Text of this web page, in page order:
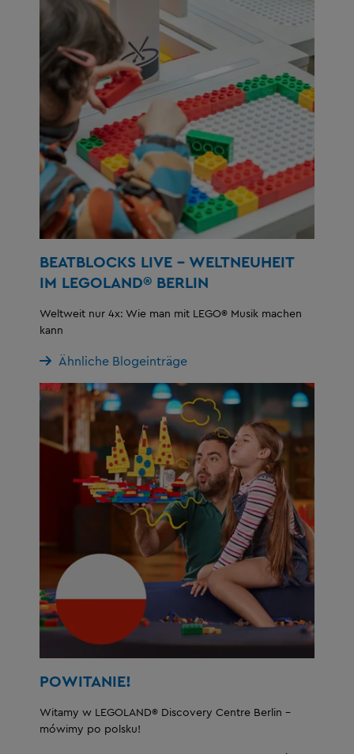
BEATBLOCKS LIVE - WELTNEUHEIT
IM LEGOLAND® BERLIN
Weltweit nur 4x: Wie man mit LEGO® Musik machen
kann
Ähnliche Blogeinträge
POWITANIE!
Witamy w LEGOLAND® Discovery Centre Berlin –
mówimy po polsku!